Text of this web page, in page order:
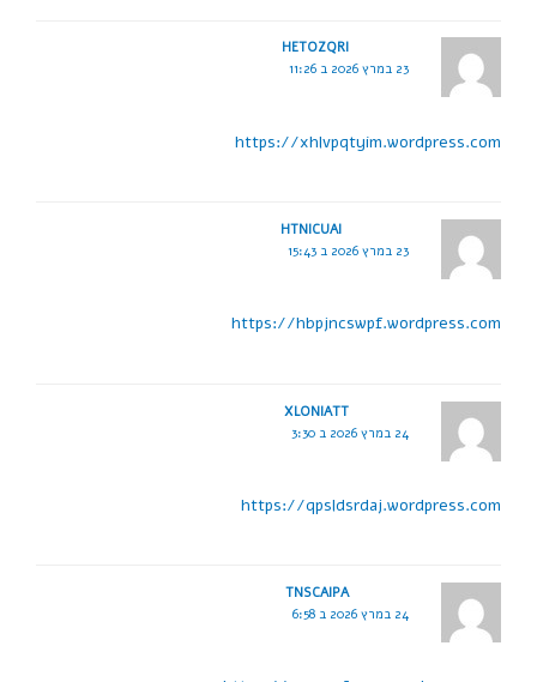
HETOZQRI
23 במרץ 2026 ב 11:26
https://xhlvpqtyim.wordpress.com
HTNICUAI
23 במרץ 2026 ב 15:43
https://hbpjncswpf.wordpress.com
XLONIATT
24 במרץ 2026 ב 3:30
https://qpsldsrdaj.wordpress.com
TNSCAIPA
24 במרץ 2026 ב 6:58